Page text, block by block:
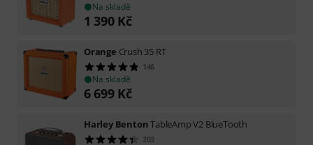
Na skladě
1 390 Kč
Orange Crush 35 RT
146
Na skladě
6 699 Kč
Harley BentonTableAmp V2 BlueTooth
203